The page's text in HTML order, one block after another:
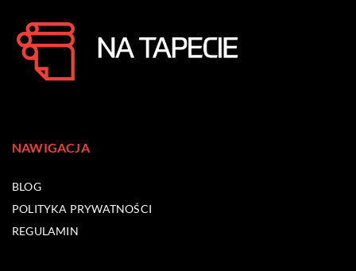
NAWIGACJA
BLOG
POLITYKA PRYWATNOŚCI
REGULAMIN